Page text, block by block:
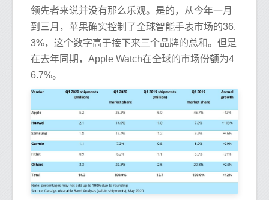
领先者来说并没有那么乐观。是的，从今年一月
到三月，苹果确实控制了全球智能手表市场的36.
3%，这个数字高于接下来三个品牌的总和。但是
在去年同期，Apple Watch在全球的市场份额为4
6.7%。